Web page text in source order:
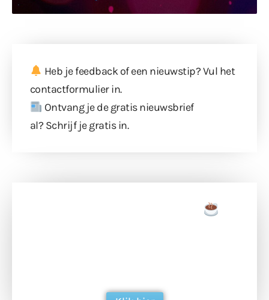
Heb je feedback of een nieuwstip? Vul het
contactformulierin.
Ontvang je de gratis nieuwsbrief
al? Schrijf je gratis in.